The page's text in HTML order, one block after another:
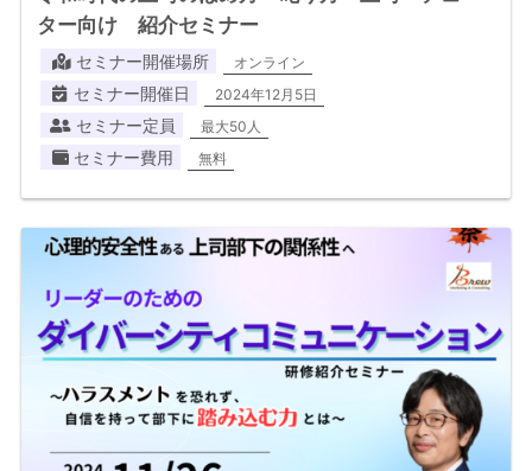
ター向け 紹介セミナー
セミナー開催場所 オンライン
セミナー開催日 2024年12月5日
セミナー定員 最大50人
セミナー費用 無料